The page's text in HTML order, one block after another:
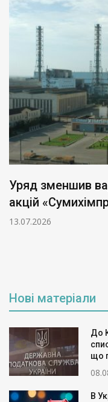
Уряд зменшив
акцій
13.07.2026
Нові матеріали
До
що
В